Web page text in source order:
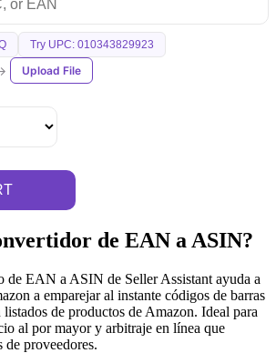
Try UPC: 010343829923
Upload File
de EAN a ASIN?
de EAN a ASIN de Seller Assistant ayuda a
a emparejar al instante códigos de barras
de productos de Amazon. Ideal para
al por mayor y arbitraje en línea que
de proveedores.